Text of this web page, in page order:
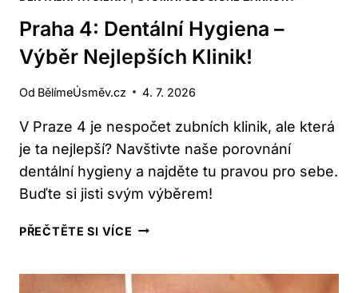
Praha 4: Dentální Hygiena –
Výběr Nejlepších Klinik!
Od BělímeÚsměv.cz 4. 7. 2026
V Praze 4 je nespočet zubních klinik, ale která
je ta nejlepší? Navštivte naše porovnání
dentální hygieny a najděte tu pravou pro sebe.
Buďte si jisti svým výběrem!
PŘEČTĚTE SI VÍCE PRAHA
HYGIENA